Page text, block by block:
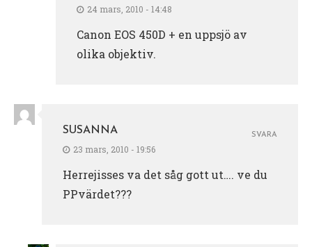
24 mars, 2010 - 14:48
Canon EOS 450D + en uppsjö av
olika objektiv.
SUSANNA
23 mars, 2010 - 19:56
Herrejisses va det såg gott ut…. ve du
PPvärdet???
SVARA